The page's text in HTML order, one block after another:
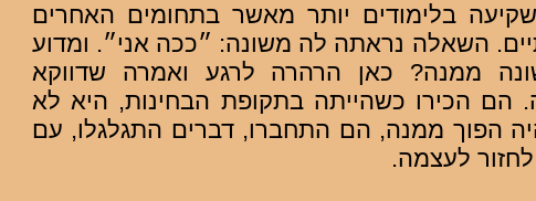
בלימודים יותר מאשר בתחומים האחרים
השאלה נראתה לה משונה: ״ככה אני״. ומדוע
ממנה? כאן הרהרה לרגע ואמרה שדווקא
הם הכירו כשהייתה בתקופת הבחינות, היא לא
הפוך ממנה, הם התחברו, דברים התגלגלו, עם
לעצמה.